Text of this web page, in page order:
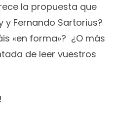
la propuesta que
y Fernando Sartorius?
«en forma»? ¿O más
de leer vuestros